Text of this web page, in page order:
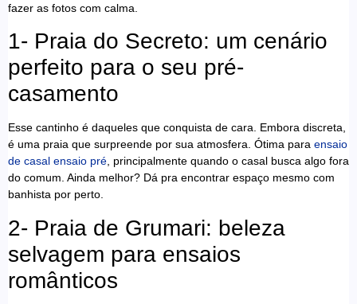
fazer as fotos com calma.
1- Praia do Secreto: um cenário
perfeito para o seu pré-
casamento
Esse cantinho é daqueles que conquista de cara. Embora discreta,
é uma praia que surpreende por sua atmosfera. Ótima para ensaio
de casal ensaio pré, principalmente quando o casal busca algo fora
do comum. Ainda melhor? Dá pra encontrar espaço mesmo com
banhista por perto.
2- Praia de Grumari: beleza
selvagem para ensaios
românticos